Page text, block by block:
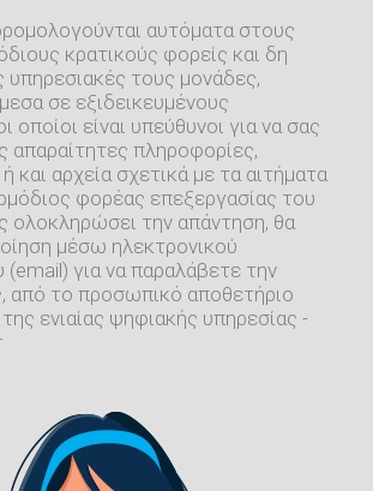
αυτόματα στους
κρατικούς φορείς και δη
υπηρεσιακές τους μονάδες,
σε εξιδεικευμένους
οποίοι είναι υπεύθυνοι για να σας
απαραίτητες πληροφορίες,
ή και αρχεία σχετικά με τα αιτήματα
φορέας επεξεργασίας του
ολοκληρώσει την απάντηση, θα
μέσω ηλεκτρονικού
(email) για να παραλάβετε την
από το προσωπικό αποθετήριο
ενιαίας ψηφιακής υπηρεσίας -